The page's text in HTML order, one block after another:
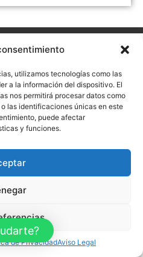
utilizamos tecnologías como las
a la información del dispositivo. El
nos permitirá procesar datos como
las identificaciones únicas en este
puede afectar
y funciones.
de PrivacidadAviso Legal
Política de Cookies
CON EL PROGRAMA KIT
NEXT GENERATION (EU) DEL
Y RESILENCIA
– Todos los derechos reservados.